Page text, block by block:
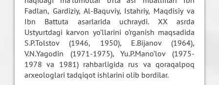
Fadlan, Gardiziy, Al-Baquviy, Istahriy, Maqdisiy va
Ibn Battuta asarlarida uchraydi. XX asrda
Ustyurtdagi karvon yo’llarini o’rganish maqsadida
S.P.Tolstov (1946, 1950), E.Bijanov (1964),
V.N.Yagodin (1971-1975), Yu.P.Mano’lov (1975-
1978 va 1981) rahbarligida rus va qoraqalpoq
arxeologlari tadqiqot ishlarini olib bordilar.